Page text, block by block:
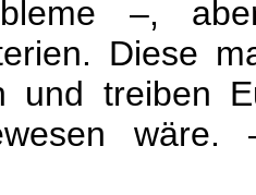
–,
Diese
und treiben